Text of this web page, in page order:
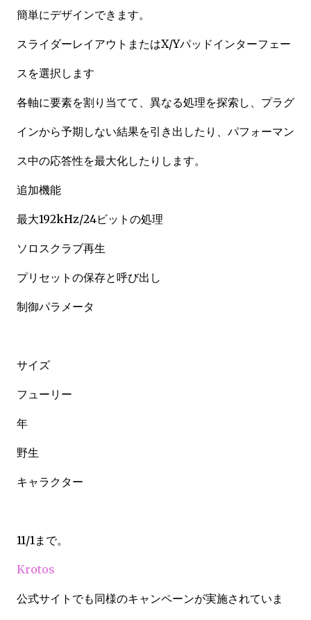
簡単にデザインできます。
スライダーレイアウトまたはX/Yパッドインターフェー
スを選択します
各軸に要素を割り当てて、異なる処理を探索し、プラグ
インから予期しない結果を引き出したり、パフォーマン
ス中の応答性を最大化したりします。
追加機能
最大192kHz/24ビットの処理
ソロスクラブ再生
プリセットの保存と呼び出し
制御パラメータ
サイズ
フューリー
年
野生
キャラクター
11/1まで。
Krotos
公式サイトでも同様のキャンペーンが実施されていま